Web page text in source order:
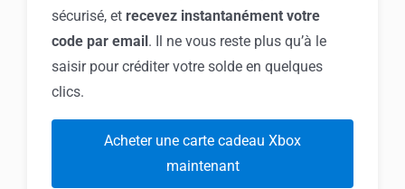
sécurisé, et recevez instantanément votre
code par email. Il ne vous reste plus qu’à le
saisir pour créditer votre solde en quelques
clics.
Acheter une carte cadeau Xbox
maintenant